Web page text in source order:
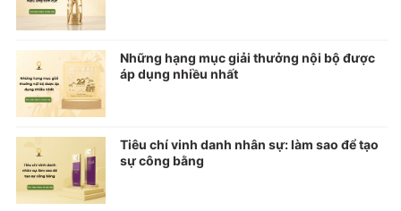
Những hạng mục giải thưởng nội bộ được
áp dụng nhiều nhất
Tiêu chí vinh danh nhân sự: làm sao để tạo
sự công bằng